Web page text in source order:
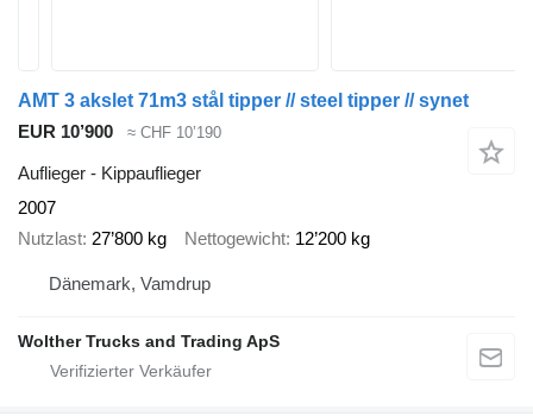
AMT 3 akslet 71m3 stål tipper // steel tipper // synet
EUR 10’900
≈ CHF 10’190
Auflieger - Kippauflieger
2007
Nutzlast 27’800 kg Nettogewicht 12’200 kg
Dänemark, Vamdrup
Wolther Trucks and Trading ApS